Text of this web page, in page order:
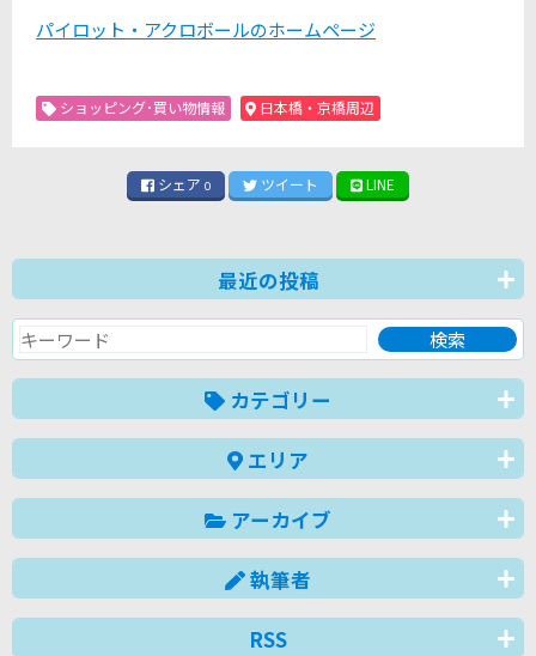
パイロット・アクロボールのホームページ
ショッピング･買い物情報 日本橋・京橋周辺
シェア 0 ツイート LINE
最近の投稿
カテゴリー
エリア
アーカイブ
執筆者
RSS